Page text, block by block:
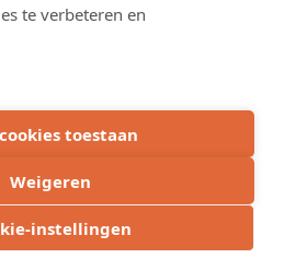
te verbeteren en
toestaan
Weigeren
instellingen
Inschrijven
EN
Word lid
Voka 2026
Privacyverklaring
Cookie verklaring
instellingen
- RPR: Brussel